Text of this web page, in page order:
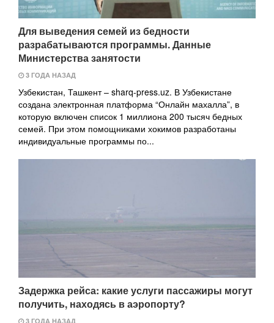
Для выведения семей из бедности
разрабатываются программы. Данные
Министерства занятости
3 ГОДА НАЗАД
Узбекистан, Ташкент – sharq-press.uz. В Узбекистане
создана электронная платформа “Онлайн махалла”, в
которую включен список 1 миллиона 200 тысяч бедных
семей. При этом помощниками хокимов разработаны
индивидуальные программы по...
Задержка рейса: какие услуги пассажиры могут
получить, находясь в аэропорту?
3 ГОДА НАЗАД